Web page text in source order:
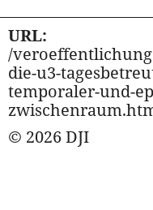
URL:
/
die-u3-
temporaler-und-
© 2026 DJI